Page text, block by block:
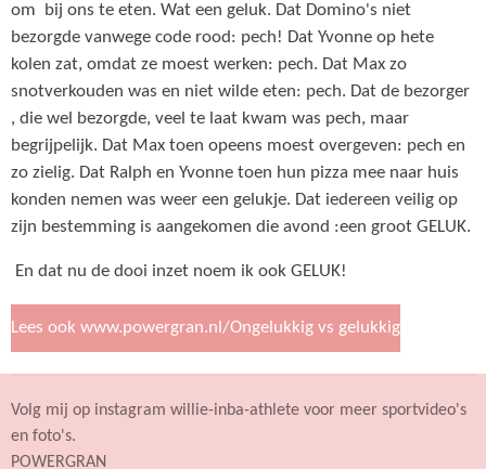
om bij ons te eten. Wat een geluk. Dat Domino's niet
bezorgde vanwege code rood: pech! Dat Yvonne op hete
kolen zat, omdat ze moest werken: pech. Dat Max zo
snotverkouden was en niet wilde eten: pech. Dat de bezorger
, die wel bezorgde, veel te laat kwam was pech, maar
begrijpelijk. Dat Max toen opeens moest overgeven: pech en
zo zielig. Dat Ralph en Yvonne toen hun pizza mee naar huis
konden nemen was weer een gelukje. Dat iedereen veilig op
zijn bestemming is aangekomen die avond :een groot GELUK.
En dat nu de dooi inzet noem ik ook GELUK!
Lees ook www.powergran.nl/Ongelukkig vs gelukkig
Volg mij op instagram willie-inba-athlete voor meer sportvideo's
en foto's.
POWERGRAN